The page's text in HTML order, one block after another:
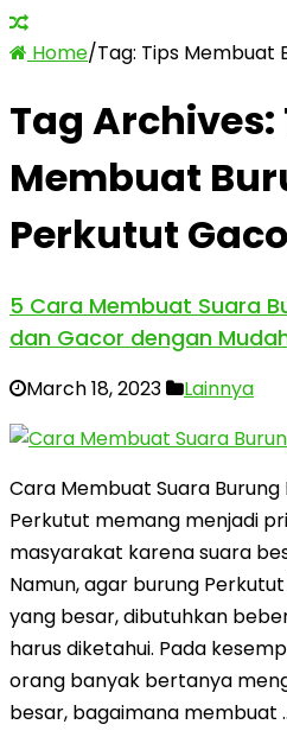
Home/Tag: Tips Membuat
Tag Archives:
Membuat
Perkutut
5 Cara Membuat Suara
dan Gacor dengan
March 18, 2023 Lainnya
Cara Membuat Suara
Perkutut memang menjadi
masyarakat karena suara
Namun, agar burung
yang besar, dibutuhkan
harus diketahui. Pada
orang banyak bertanya
besar, bagaimana membuat